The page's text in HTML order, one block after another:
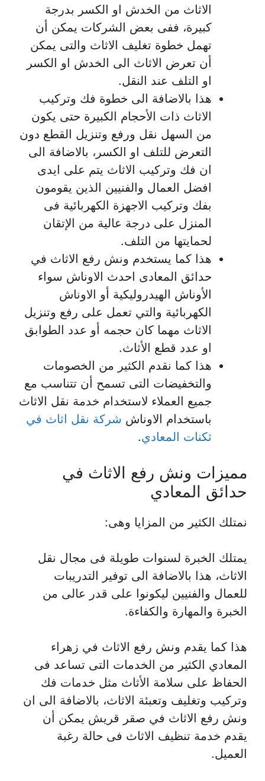
الاثاث من الخدش او الكسر بدرجة
كبيرة، ففى بعض الشركات يمكن أن
تهمل خطوة تغليف الاثاث والتى يمكن
أن تعرض الاثاث الى الخدش او الكسر
او التلف عند النقل.
هذا بالاضافة الى خطوة فك وتركيب
الاثاث ذات الأحجام الكبيرة حتى يكون
من السهل نقل ورفع وتنزيل القطع دون
التعرض للتلف او الكسر، بالاضافة الى
ان فك وتركيب الاثاث يتم على ايدى
افضل العمال والفنيين الذين يقومون
بفك وتركيب الاجهزة الكهربائية فى
المنزل على درجة عالية من الإتقان
لحمايتها من التلف.
هذا كما يستخدم ونش رفع الاثاث في
حدائق المعادى احدث الاوناش سواء
الأوناش الهيدروليكية أو الاوناش
الكهربائية والتي تعمل على رفع وتنزيل
الاثاث مهما كان حجمه أو عدد الطوابق
او عدد قطع الأثاث.
هذا كما نقدم الكثير من الخصومات
والتخفيضات التى تسمح أن تتناسب مع
جميع العملاء لاستخدام خدمة نقل الاثاث
باستخدام الاوناش شركة نقل اثاث في
ثكنات المعادي.
مميزات ونش رفع الاثاث في
حدائق المعادي
نمتلك الكثير من المزايا وهى:
يمتلك الخبرة لسنوات طويلة فى مجال نقل
الاثاث، هذا بالاضافة الى توفير التدريبات
للعمال والفنيين ليكونوا على قدر عالى من
الخبرة والمهارة والكفاءة.
هذا كما يقدم ونش رفع الاثاث في زهراء
المعادي الكثير من الخدمات التى تساعد فى
الحفاظ على سلامة الأثاث مثل خدمات فك
وتركيب وتغليف وتعبئة الاثاث، بالاضافة الى ان
ونش رفع الاثاث في صقر قريش يمكن أن
يقدم خدمة تنظيف الاثاث فى حالة رغبة
العميل.